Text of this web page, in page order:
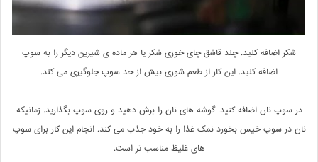
شکر اضافه کنید. چند قاشق چای خوری شکر یا هر ماده ی شیرین دیگر را به سوپ
اضافه کنید. این کار از طعم شوری بیش از حد سوپ جلوگیری می کند.
در سوپ نان اضافه کنید. گوشه های نان را برش دهید و روی سوپ بگذارید. زمانیکه
نان در سوپ خیس بخورد نمک غذا را به خود جذب می کند. انجام این کار برای سوپ
های غلیظ مناسب تر است.